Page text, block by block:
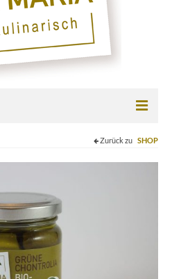
Zurück zu SHOP